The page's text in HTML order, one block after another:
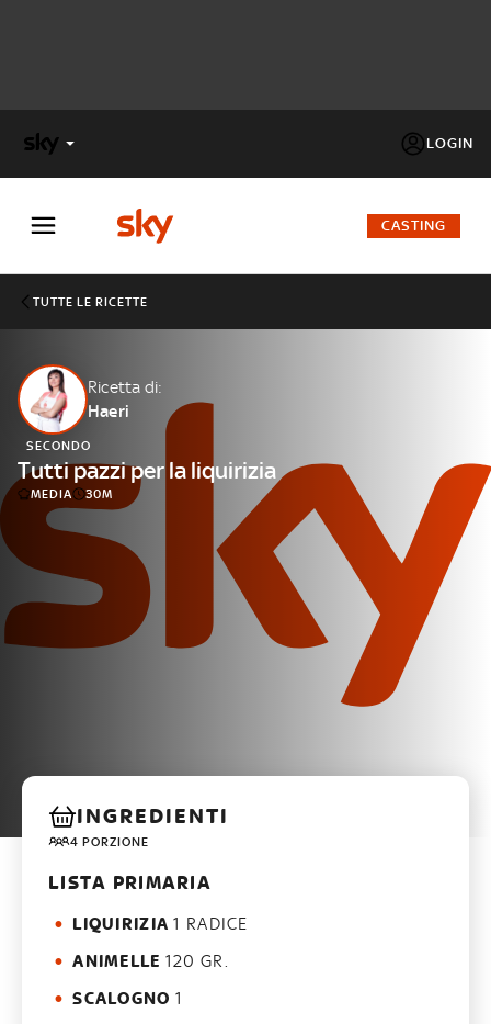
LOGIN
FACTOR
Cos’altro vedere:
PROGRAMMI SKY
Un mondo di offerte:
SKY.IT
NOW
CASTING
TUTTE LE RICETTE
Ricetta di:
Haeri
SECONDO
Tutti pazzi per la liquirizia
MEDIA 30M
INGREDIENTI
4 PORZIONE
LISTA PRIMARIA
LIQUIRIZIA 1 RADICE
ANIMELLE 120 GR.
SCALOGNO 1